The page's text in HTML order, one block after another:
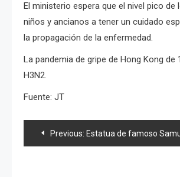
El ministerio espera que el nivel pico
niños y ancianos a tener un cuidado
la propagación de la enfermedad.
La pandemia de gripe de Hong Kong
H3N2.
Fuente: JT
Navegación
Previous: Estatua de famoso Samurai es